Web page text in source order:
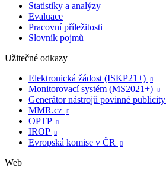
Statistiky a analýzy
Evaluace
Pracovní příležitosti
Slovník pojmů
Užitečné odkazy
Elektronická žádost (ISKP21+)

Monitorovací systém (MS2021+) 
Generátor nástrojů povinné publicity
MMR.cz 
OPTP 
IROP 
Evropská komise v ČR 
Web